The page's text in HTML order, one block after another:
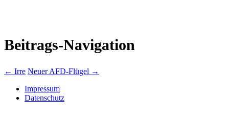
Beitrags-Navigation
← Irre Neuer AFD-Flügel →
Impressum
Datenschutz